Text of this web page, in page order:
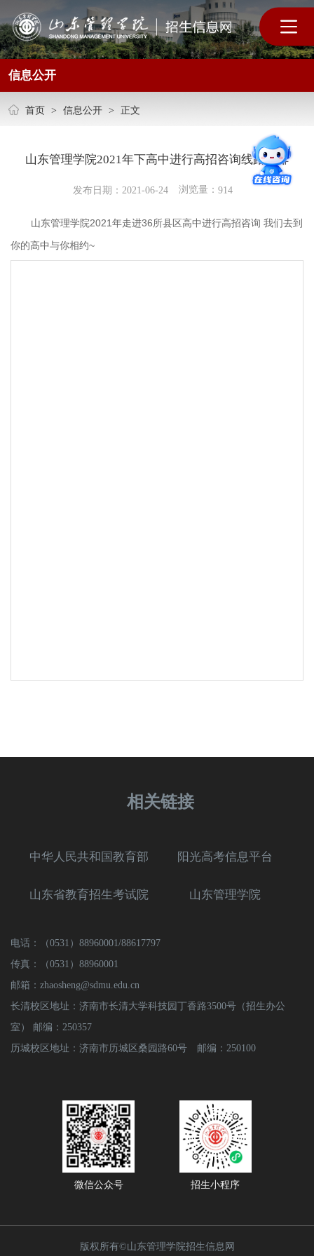
信息公开
首页 > 信息公开 > 正文
山东管理学院2021年下高中进行高招咨询线路安排
发布日期：2021-06-24 浏览量： 914
山东管理学院2021年走进36所县区高中进行高招咨询 我们去到
你的高中与你相约~
相关链接
中华人民共和国教育部 阳光高考信息平台
山东省教育招生考试院 山东管理学院
电话：（0531）88960001/88617797
传真：（0531）88960001
邮箱：zhaosheng@sdmu.edu.cn
长清校区地址：济南市长清大学科技园丁香路3500号（招生办公
室） 邮编：250357
历城校区地址：济南市历城区桑园路60号 邮编：250100
微信公众号 招生小程序
版权所有©山东管理学院招生信息网